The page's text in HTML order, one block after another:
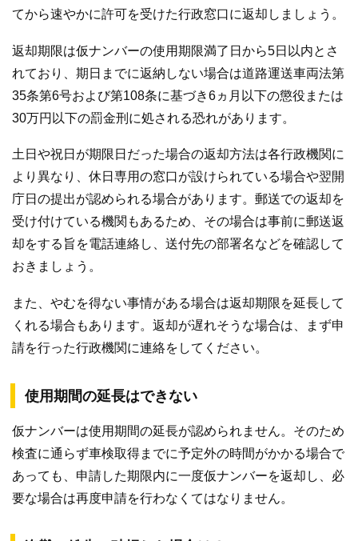
てから速やかに許可を受けた行政窓口に返却しましょう。
返却期限は仮ナンバーの使用期限満了日から5日以内とさ
れており、期日までに返納しない場合は道路運送車両法第
35条第6号および第108条に基づき6ヵ月以下の懲役または
30万円以下の罰金刑に処される恐れがあります。
土日や祝日が期限日だった場合の返却方法は各行政機関に
より異なり、休日専用の窓口が設けられている場合や翌開
庁日の提出が認められる場合があります。郵送での返却を
受け付けている機関もあるため、その場合は事前に郵送返
却をする旨を電話連絡し、送付先の部署名などを確認して
おきましょう。
また、やむを得ない事情がある場合は返却期限を延長して
くれる場合もあります。返却が遅れそうな場合は、まず申
請を行った行政機関に連絡をしてください。
使用期間の延長はできない
仮ナンバーは使用期間の延長が認められません。そのため
検査に通らず車検取得までに予定外の時間がかかる場合で
あっても、申請した期限内に一度仮ナンバーを返却し、必
要な場合は再度申請を行わなくてはなりません。